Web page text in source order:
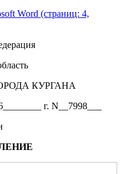
Word (страниц: 4,
КУРГАНА
г. N__7998___